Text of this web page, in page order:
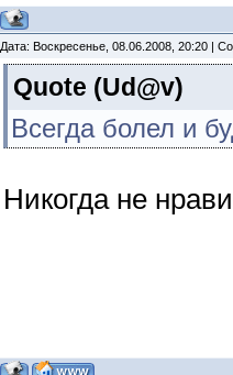
Дата: Воскресенье, 08.06.2008, 20:20 |
Quote (Ud@v)
Всегда болел и
Никогда не